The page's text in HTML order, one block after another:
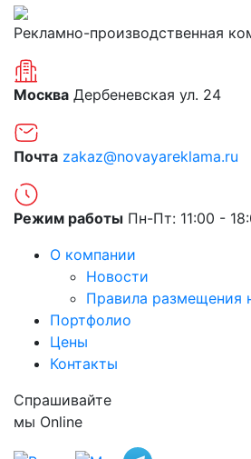
Рекламно-производственная
Москва Дербеневская ул. 24
Почта zakaz@novayareklama.ru
Режим работы Пн-Пт: 11:00 -
О компании
Новости
Правила размещения
Портфолио
Цены
Контакты
Спрашивайте
мы Online